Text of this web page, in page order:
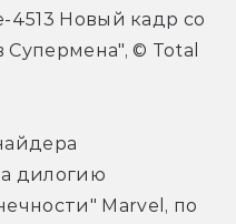
4513 Новый кадр со
© Total
дилогию
Marvel, по